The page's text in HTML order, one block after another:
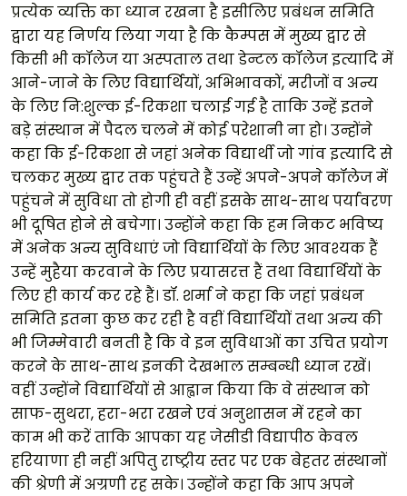
प्रत्येक व्यक्ति का ध्यान रखना है इसीलिए प्रबंधन समिति
द्वारा यह निर्णय लिया गया है कि कैम्पस में मुख्य द्वार से
किसी भी कॉलेज या अस्पताल तथा डेन्टल कॉलेज इत्यादि में
आने-जाने के लिए विद्यार्थियों, अभिभावकों, मरीजों व अन्य
के लिए नि:शुल्क ई-रिकशा चलाई गई है ताकि उन्हें इतने
बड़े संस्थान में पैदल चलने में कोई परेशानी ना हो। उन्होंने
कहा कि ई-रिकशा से जहां अनेक विद्यार्थी जो गांव इत्यादि से
चलकर मुख्य द्वार तक पहुंचते हैं उन्हें अपने-अपने कॉलेज में
पहुंचने में सुविधा तो होगी ही वहीं इसके साथ-साथ पर्यावरण
भी दूषित होने से बचेगा। उन्होंने कहा कि हम निकट भविष्य
में अनेक अन्य सुविधाएं जो विद्यार्थियों के लिए आवश्यक हैं
उन्हें मुहैया करवाने के लिए प्रयासरत्त हैं तथा विद्यार्थियों के
लिए ही कार्य कर रहे हैं। डॉ. शर्मा ने कहा कि जहां प्रबंधन
समिति इतना कुछ कर रही है वहीं विद्यार्थियों तथा अन्य की
भी जिम्मेवारी बनती है कि वे इन सुविधाओं का उचित प्रयोग
करने के साथ-साथ इनकी देखभाल सम्बन्धी ध्यान रखें।
वहीं उन्होंने विद्यार्थियों से आह्वान किया कि वे संस्थान को
साफ-सुथरा, हरा-भरा रखने एवं अनुशासन में रहने का
काम भी करें ताकि आपका यह जेसीडी विद्यापीठ केवल
हरियाणा ही नहीं अपितु राष्ट्रीय स्तर पर एक बेहतर संस्थानों
की श्रेणी में अग्रणी रह सके। उन्होंने कहा कि आप अपने